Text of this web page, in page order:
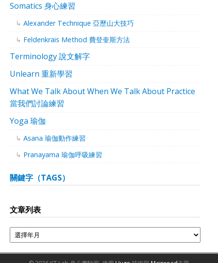
Somatics 身心練習
Alexander Technique 亞歷山大技巧
Feldenkrais Method 費登奎斯方法
Terminology 說文解字
Unlearn 重新學習
What We Talk About When We Talk About Practice
當我們討論練習
Yoga 瑜伽
Asana 瑜伽動作練習
Pranayama 瑜伽呼吸練習
關鍵字（TAGS）
文章列表